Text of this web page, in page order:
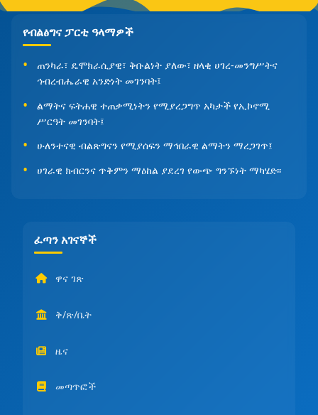
የብልፅግና ፓርቲ ዓላማዎች
ጠንካራ፣ ዴሞክራሲያዊ፣ ቅቡልነት ያለው፣ ዘላቂ ሀገረ-መንግሥትና
ኅብረብሔራዊ አንድነት መገንባት፤
ልማትና ፍትሐዊ ተጠቃሚነትን የሚያረጋግጥ አካታች የኢኮኖሚ
ሥርዓት መገንባት፤
ሁለንተናዊ ብልጽግናን የሚያሰፍን ማኅበራዊ ልማትን ማረጋገጥ፤
ሀገራዊ ክብርንና ጥቅምን ማዕከል ያደረገ የውጭ ግንኙነት ማካሄድ፡፡
ፈጣን አገናኞች
ዋና ገጽ
ቅ/ጽ/ቤት
ዜና
መጣጥፎች